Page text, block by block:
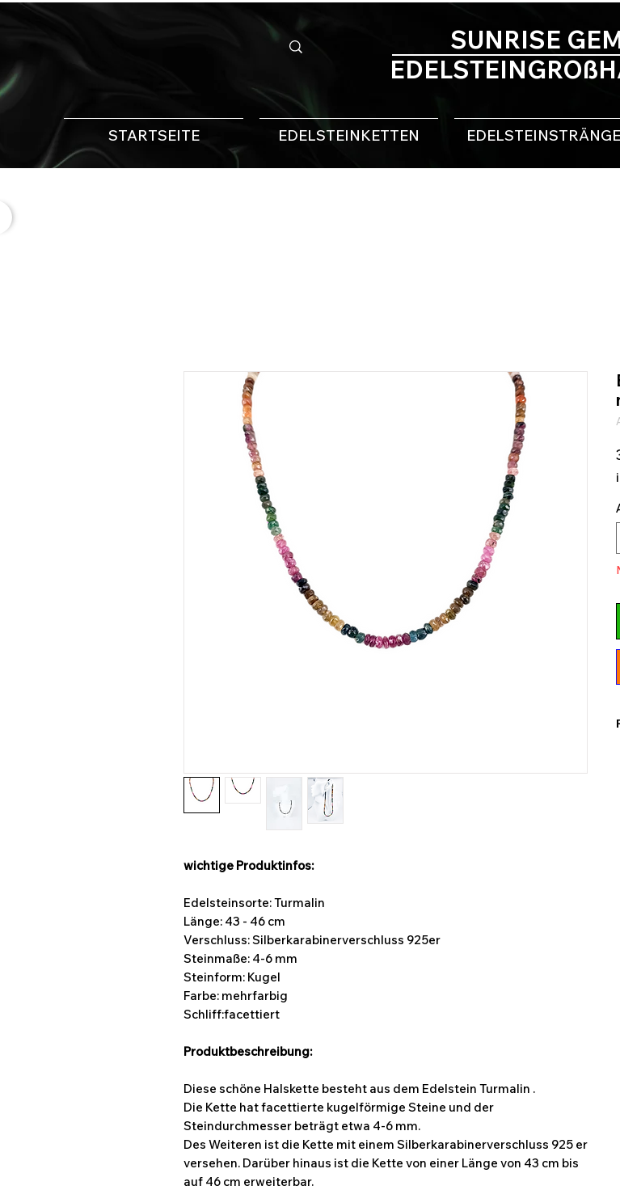
STARTSEITE EDELSTEINKETTEN EDELSTEINSTRÄNGE
SUNRISE
wichtige Produktinfos:
Edelsteinsorte: Turmalin
Länge: 43 - 46 cm
Verschluss: Silberkarabinerverschluss 925er
Steinmaße: 4-6 mm
Steinform: Kugel
Farbe: mehrfarbig
Schliff:facettiert
Produktbeschreibung:
Diese schöne Halskette besteht aus dem Edelstein Turmalin .
Die Kette hat facettierte kugelförmige Steine und der
Steindurchmesser beträgt etwa 4-6 mm.
Des Weiteren ist die Kette mit einem Silberkarabinerverschluss 925 er
versehen. Darüber hinaus ist die Kette von einer Länge von 43 cm bis
auf 46 cm erweiterbar.